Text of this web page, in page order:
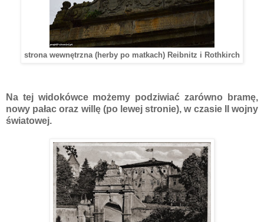
strona wewnętrzna (herby po matkach) Reibnitz i Rothkirch
Na tej widokówce możemy podziwiać zarówno bramę,
nowy pałac oraz willę (po lewej stronie), w czasie II wojny
światowej.